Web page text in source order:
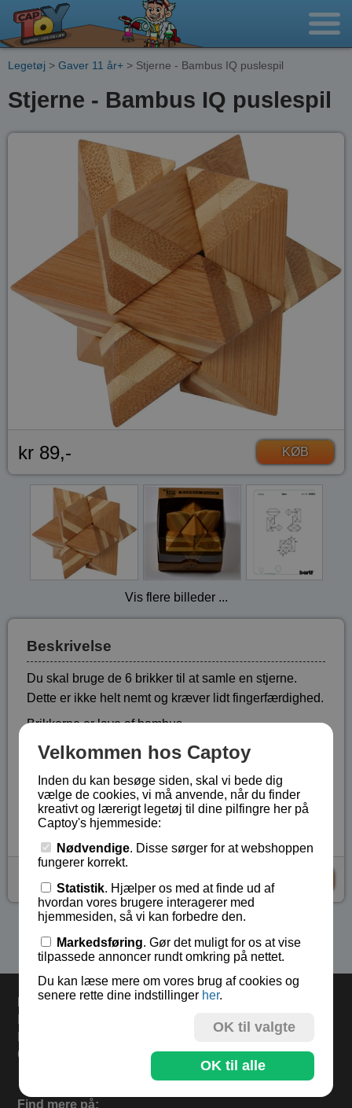
Legetøj > Gaver 11 år+ > Stjerne - Bambus IQ puslespil
Stjerne - Bambus IQ puslespil
kr 89,- KØB
Vis flere billeder ...
Beskrivelse
Du skal bruge de 6 brikker til at samle en stjerne.
Dette er ikke helt nemt og kræver lidt fingerfærdighed.
Brikkerne er lave af bambus.
På en skala fra 1 til 5 har denne sværhedsgrad 2.
Samlingsvejledning medfølger.
Lagerstatus:På lager
Vare nr.:BA-1075
kr 89,-
Levering
Bestil i dag og varerne sendes i morgen fredag.
60 dages returret.
Find mere på:
Velkommen hos Captoy
Inden du kan besøge siden, skal vi bede dig
vælge de cookies, vi må anvende, når du finder
kreativt og lærerigt legetøj til dine pilfingre her på
Captoy's hjemmeside:
Nødvendige. Disse sørger for at webshoppen
fungerer korrekt.
Statistik. Hjælper os med at finde ud af
hvordan vores brugere interagerer med
hjemmesiden, så vi kan forbedre den.
Markedsføring. Gør det muligt for os at vise
tilpassede annoncer rundt omkring på nettet.
Du kan læse mere om vores brug af cookies og
senere rette dine indstillinger her.
OK til valgte
OK til alle